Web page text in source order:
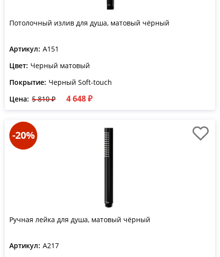
Потолочный излив для душа, матовый чёрный
Артикул: A151
Цвет: Черный матовый
Покрытие: Черный Soft-touch
Цена: 5 810 ₽ 4 648 ₽
-20%
Ручная лейка для душа, матовый чёрный
Артикул: A217